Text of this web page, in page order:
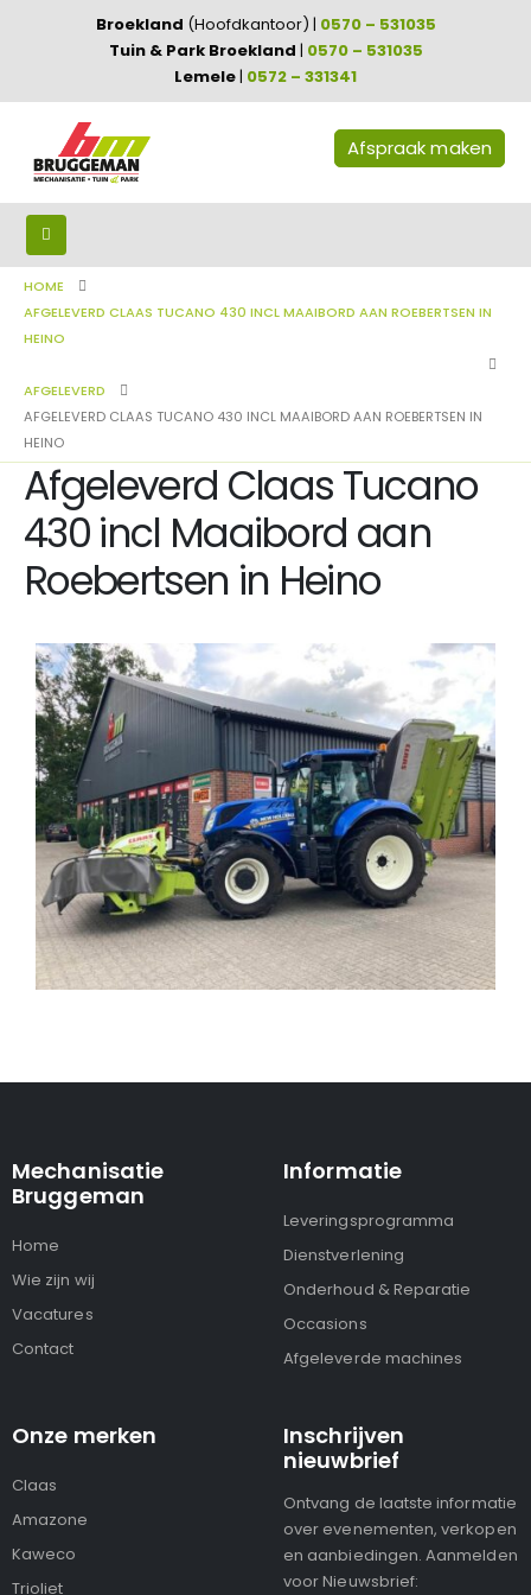
Broekland (Hoofdkantoor) | 0570 – 531035
Tuin & Park Broekland | 0570 – 531035
Lemele| 0572 – 331341
Afspraak maken
HOME
AFGELEVERD CLAAS TUCANO 430 INCL MAAIBORD AAN ROEBERTSEN IN
HEINO
AFGELEVERD
AFGELEVERD CLAAS TUCANO 430 INCL MAAIBORD AAN ROEBERTSEN IN
HEINO
Afgeleverd Claas Tucano
430 incl Maaibord aan
Roebertsen in Heino
Mechanisatie
Bruggeman
Home
Wie zijn wij
Vacatures
Contact
Informatie
Leveringsprogramma
Dienstverlening
Onderhoud & Reparatie
Occasions
Afgeleverde machines
Onze merken
Claas
Amazone
Kaweco
Trioliet
Inschrijven
nieuwbrief
Ontvang de laatste informatie
over evenementen, verkopen
en aanbiedingen. Aanmelden
voor Nieuwsbrief: